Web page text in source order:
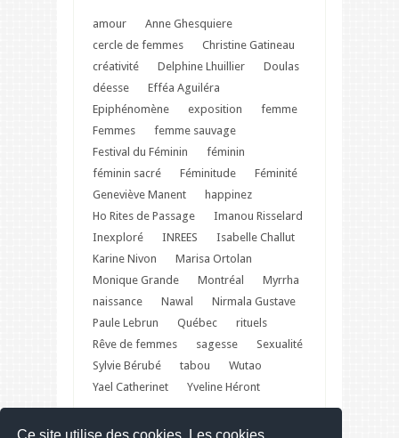
amour
Anne Ghesquiere
cercle de femmes
Christine Gatineau
créativité
Delphine Lhuillier
Doulas
déesse
Efféa Aguiléra
Epiphénomène
exposition
femme
Femmes
femme sauvage
Festival du Féminin
féminin
féminin sacré
Féminitude
Féminité
Geneviève Manent
happinez
Ho Rites de Passage
Imanou Risselard
Inexploré
INREES
Isabelle Challut
Karine Nivon
Marisa Ortolan
Monique Grande
Montréal
Myrrha
naissance
Nawal
Nirmala Gustave
Paule Lebrun
Québec
rituels
Rêve de femmes
sagesse
Sexualité
Sylvie Bérubé
tabou
Wutao
Yael Catherinet
Yveline Héront